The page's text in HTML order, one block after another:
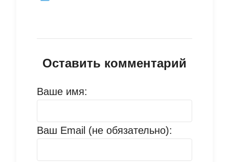
Оставить комментарий
Ваше имя:
Ваш Email (не обязательно):